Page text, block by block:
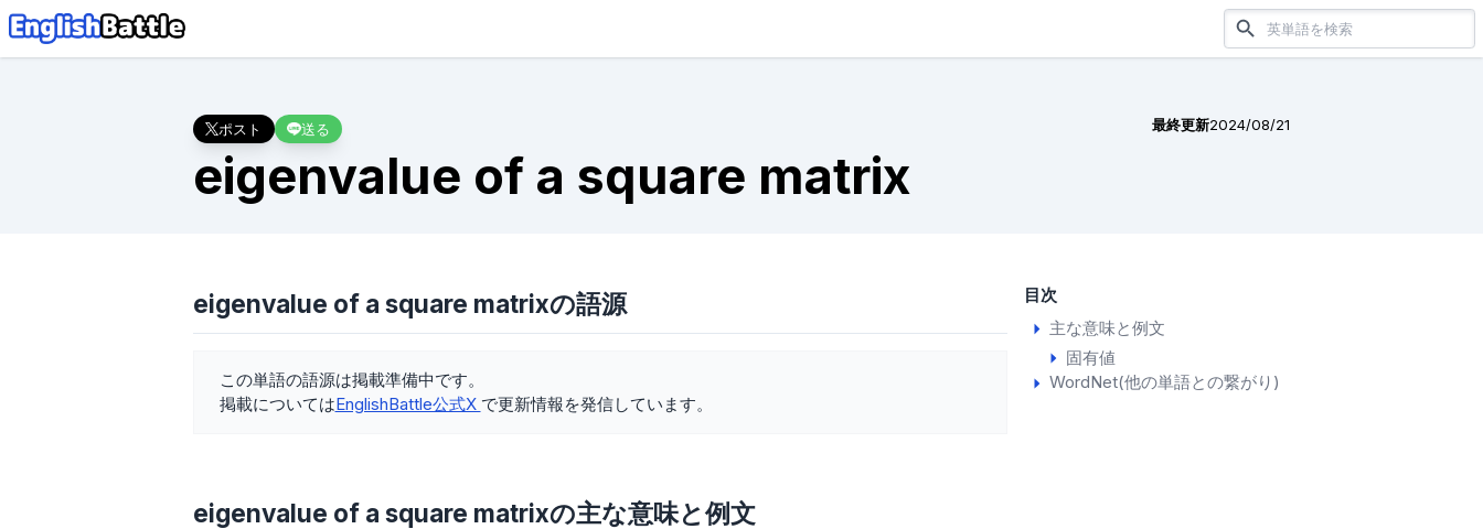
ポスト 送る 最終更新2024/08/21
eigenvalue of a square matrix
目次
主な意味と例文
固有値
WordNet(他の単語との繋がり)
eigenvalue of a square matrixの語源
この単語の語源は掲載準備中です。
掲載についてはEnglishBattle公式X で更新情報を発信しています。
eigenvalue of a square matrixの主な意味と例文